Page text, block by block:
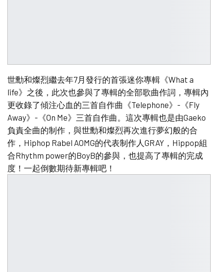
世勳和燦烈繼去年7月發行的首張迷你專輯《What a
life》之後，此次也參與了專輯的全部歌曲作詞，專輯內
更收錄了傾注心血的三首自作曲《Telephone》-《Fly
Away》-《On Me》三首自作曲。這次專輯也是由Gaeko
負責全曲的制作，與世勳和燦烈再次進行夢幻般的合
作，Hiphop Rabel AOMG的代表制作人GRAY，Hippop組
合Rhythm power的BoyB的參與，也提高了專輯的完成
度！一起倒數期待新專輯吧！